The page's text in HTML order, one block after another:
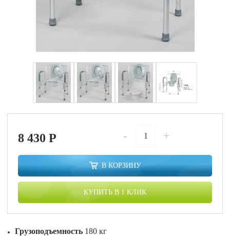
8 430P - +
В КОРЗИНУ
КУПИТЬ В 1 КЛИК
Грузоподъемность 180 кг